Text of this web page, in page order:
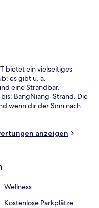
bietet ein vielseitiges
es gibt u. a.
eine Strandbar.
BangNiang-Strand. Die
wenn dir der Sinn nach
wird Frühstück,
anzeigen
Wellness
Kostenlose Parkplätze